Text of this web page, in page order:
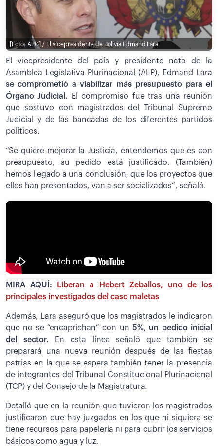
[Foto: APG] / El vicepresidente de Bolivia Edmand Lara
El vicepresidente del país y presidente nato de la
Asamblea Legislativa Plurinacional (ALP), Edmand Lara
se comprometió a viabilizar más presupuesto para el
Órgano Judicial.
El compromiso fue tras una reunión
que sostuvo con magistrados del Tribunal Supremo
Judicial y de las bancadas de los diferentes partidos
políticos.
“Se quiere mejorar la Justicia, entendemos que es con
presupuesto, su pedido está justificado. (También)
hemos llegado a una conclusión, que los proyectos que
ellos han presentados, van a ser socializados“, señaló.
MIRA AQUÍ: Liberan a Hebert Zeballos, uno de los
principales investigados del caso maletas
Además, Lara aseguró que los magistrados le indicaron
que no se “encaprichan” con un 5%, un pedido inicial
del sector. En esta línea señaló que también se
preparará una nueva reunión después de las fiestas
patrias en la que se espera también tener la presencia
de integrantes del Tribunal Constitucional Plurinacional
(TCP) y del Consejo de la Magistratura.
Detalló que en la reunión que tuvieron los magistrados
justificaron que hay juzgados en los que ni siquiera se
tiene recursos para papelería ni para cubrir los servicios
básicos como agua y luz.